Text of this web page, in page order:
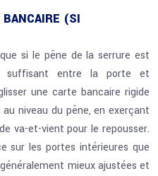
(SI
si le pêne de la serrure est
entre la porte et
une carte bancaire rigide
niveau du pêne, en exerçant
va-et-vient pour le repousser.
sur les portes intérieures que
mieux ajustées et